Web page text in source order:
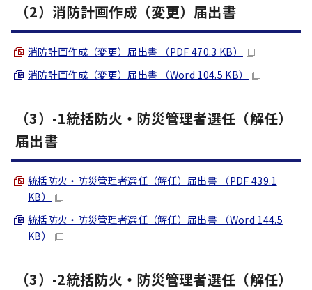
（2）消防計画作成（変更）届出書
消防計画作成（変更）届出書 （PDF 470.3 KB）
消防計画作成（変更）届出書 （Word 104.5 KB）
（3）-1統括防火・防災管理者選任（解任）
届出書
統括防火・防災管理者選任（解任）届出書 （PDF 439.1
KB）
統括防火・防災管理者選任（解任）届出書 （Word 144.5
KB）
（3）-2統括防火・防災管理者選任（解任）